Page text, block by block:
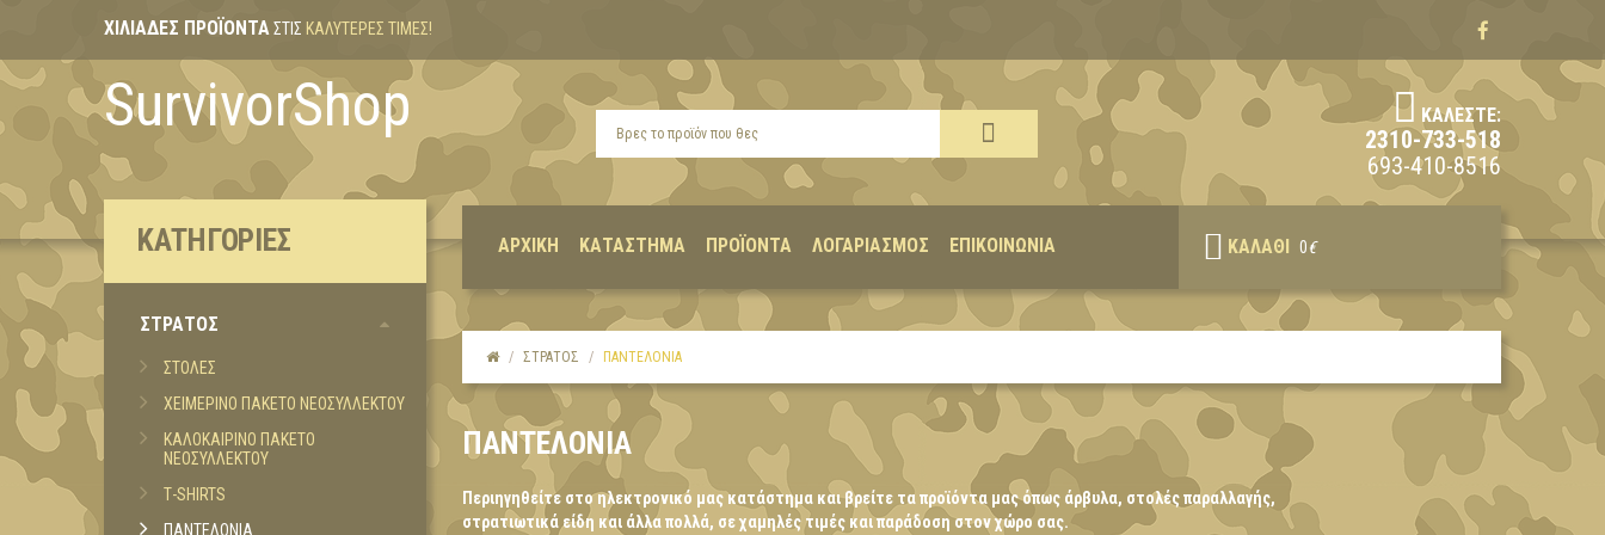
ΧΙΛΙΆΔΕΣ ΠΡΟΪΌΝΤΑΣΤΙΣ ΚΑΛΎΤΕΡΕΣ ΤΙΜΈΣ!
SurvivorShop ΚΑΛΈΣΤΕ:
2310-733-518
693-410-8516
ΚΑΛΆΘΙ 0€
ΑΡΧΙΚΉ ΚΑΤΆΣΤΗΜΑ ΠΡΟΪΌΝΤΑ ΛΟΓΑΡΙΑΣΜΌΣ ΕΠΙΚΟΙΝΩΝΊΑ
ΚΑΤΗΓΟΡΊΕΣ
ΣΤΡΑΤΟΣ
ΣΤΟΛΕΣ
ΧΕΙΜΕΡΙΝΟ ΠΑΚΕΤΟ ΝΕΟΣΥΛΛΕΚΤΟΥ
ΚΑΛΟΚΑΙΡΙΝΟ ΠΑΚΕΤΟ
ΝΕΟΣΥΛΛΕΚΤΟΥ
Τ-SHIRTS
ΠΑΝΤΕΛΟΝΙΑ
ΣΤΡΑΤΟΣ ΠΑΝΤΕΛΌΝΙΑ
ΠΑΝΤΕΛΟΝΙΑ
Περιηγηθείτε στο ηλεκτρονικό μας κατάστημα και βρείτε τα προϊόντα μας όπως άρβυλα, στολές παραλλαγής,
στρατιωτικά είδη και άλλα πολλά, σε χαμηλές τιμές και παράδοση στον χώρο σας.